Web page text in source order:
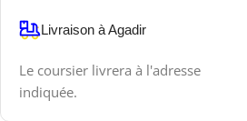
Livraison à Agadir
Le coursier livrera à l'adresse
indiquée.